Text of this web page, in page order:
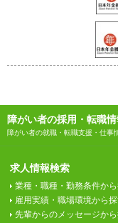
障がい者の採用・転職
障がい者の就職・転職支援・仕事
求人情報検索
業種・職種・勤務条件か
雇用実績・職場環境から
先輩からのメッセージか